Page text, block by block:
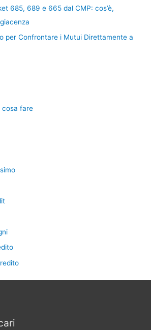
685, 689 e 665 dal CMP: cos’è,
per Confrontare i Mutui Direttamente a
cosa fare